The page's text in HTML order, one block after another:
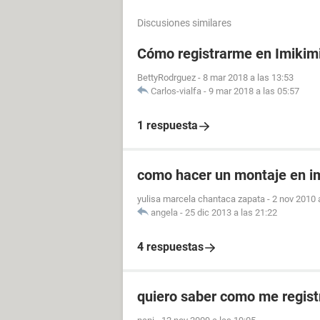
Discusiones similares
Cómo registrarme en
BettyRodrguez - 8 mar 2018 a las 13:53
Carlos-vialfa - 9 mar 2018 a las 05:57
1 respuesta
como hacer un montaje en
yulisa marcela chantaca zapata - 2 nov 2010
angela - 25 dic 2013 a las 21:22
4 respuestas
quiero saber como me